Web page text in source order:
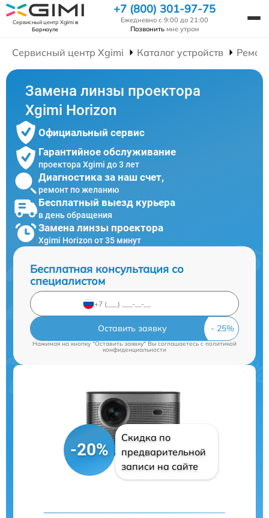
Сервисный центр Xgimiв
Барнауле
+7 (800) 301-97-75
Ежедневно с 9:00 до 21:00
Позвонить мне утром
Сервисный центр Xgimi Каталог устройств
Замена линзы проектора
Xgimi Horizon
Официальный сервис
Гарантийное обслуживание
проектора Xgimi до 3 лет
Диагностика за наш счет,
ремонт по желанию
Бесплатный выезд курьера
в день обращения
Замена линзы проектора
Xgimi Horizon от 35 минут
Бесплатная консультация со
специалистом
Оставить заявку
Нажимая на кнопку "Оставить заявку" Вы соглашаетесь cполитикой
конфиденциальности
-20%
Скидка по
предварительной
записи на сайте